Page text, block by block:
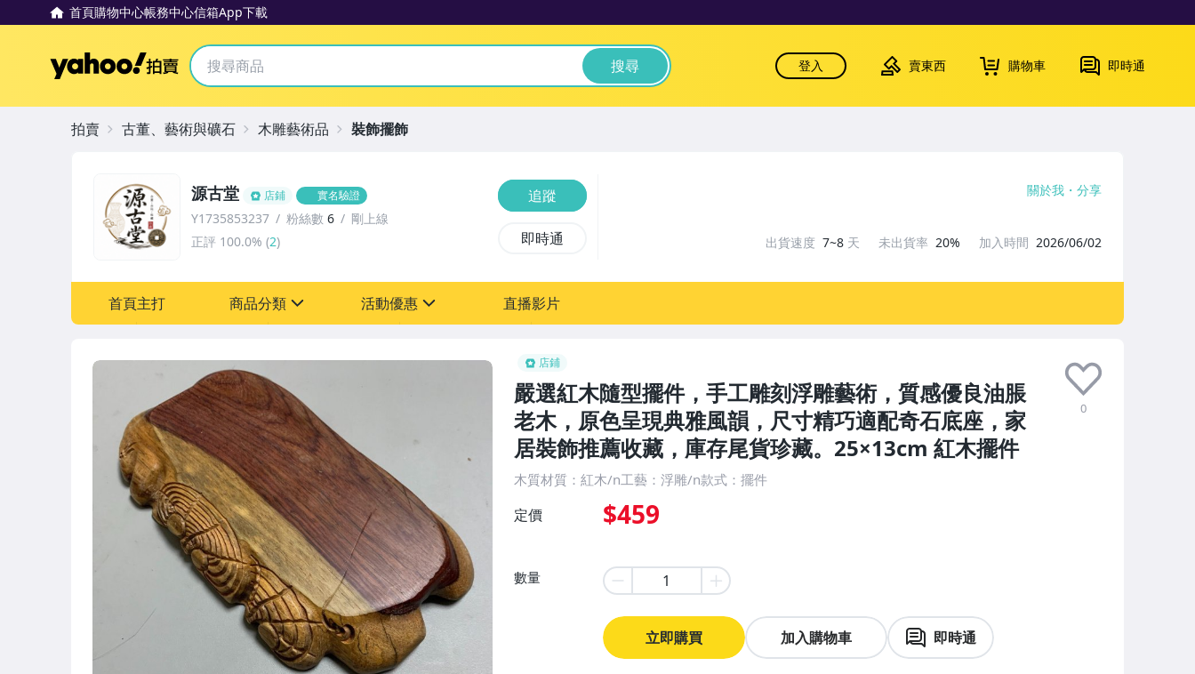
首頁購物中心帳務中心信箱App下載
Yahoo拍賣 搜尋 登入 賣東西 購物車 即時通
店鋪
嚴選紅木隨型擺件，手工雕刻浮雕藝術，質感優良油脹
老木，原色呈現典雅風韻，尺寸精巧適配奇石底座，家
居裝飾推薦收藏，庫存尾貨珍藏。25×13cm 紅木擺件
0
木質材質：紅木/n工藝：浮雕/n款式：擺件
定價 $459
數量
立即購買 加入購物車 即時通
源古堂 店鋪 實名驗證
Y1735853237 粉絲數 6
剛上線
正評 100.0% (2)
追蹤
即時通
關於我 分享
出貨速度 7~8 天 未出貨率 20% 加入時間 2026/06/02
首頁主打 商品分類 活動優惠
[全店] 粉絲專享
直播影片
拍賣 古董、藝術與礦石 木雕藝術品 裝飾擺飾